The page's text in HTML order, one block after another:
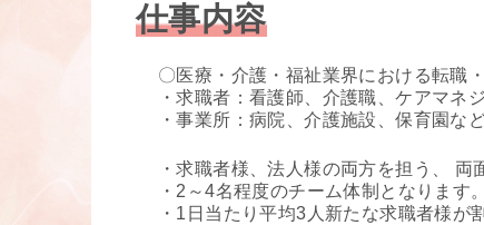
仕事内容
〇医療・介護・福祉業界における転職
・求職者：看護師、介護職、ケアマネ
・事業所：病院、介護施設、保育園な
・求職者様、法人様の両方を担う、 両
・2～4名程度のチーム体制となります。
・1日当たり平均3人新たな求職者様